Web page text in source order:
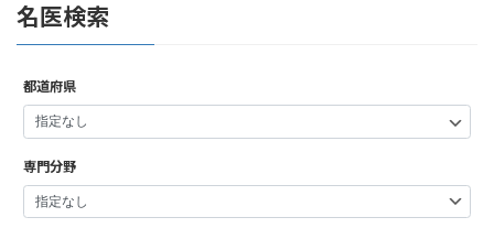
名医検索
都道府県
専門分野